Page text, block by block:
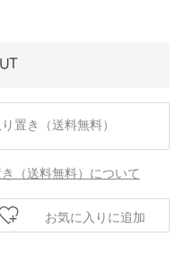
置き（送料無料）
（送料無料）について
お気に入りに追加